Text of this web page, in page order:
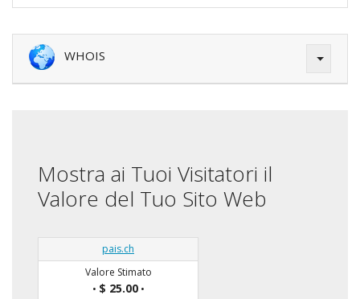
WHOIS
Mostra ai Tuoi Visitatori il
Valore del Tuo Sito Web
pais.ch
Valore Stimato
• $ 25.00•